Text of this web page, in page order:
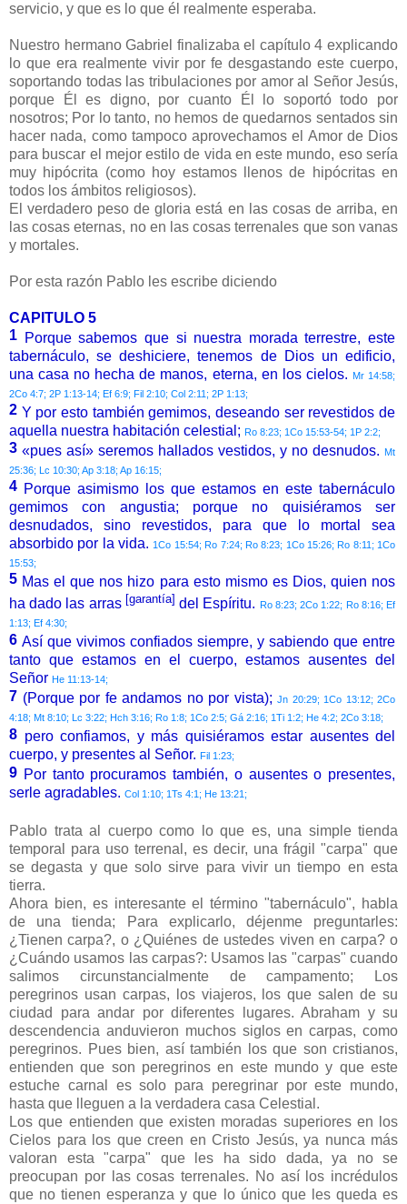
servicio, y que es lo que él realmente esperaba.
Nuestro hermano Gabriel finalizaba el capítulo 4 explicando
lo que era realmente vivir por fe desgastando este cuerpo,
soportando todas las tribulaciones por amor al Señor Jesús,
porque Él es digno, por cuanto Él lo soportó todo por
nosotros; Por lo tanto, no hemos de quedarnos sentados sin
hacer nada, como tampoco aprovechamos el Amor de Dios
para buscar el mejor estilo de vida en este mundo, eso sería
muy hipócrita (como hoy estamos llenos de hipócritas en
todos los ámbitos religiosos).
El verdadero peso de gloria está en las cosas de arriba, en
las cosas eternas, no en las cosas terrenales que son vanas
y mortales.
Por esta razón Pablo les escribe diciendo
CAPITULO 5
1 Porque sabemos que si nuestra morada terrestre, este
tabernáculo, se deshiciere, tenemos de Dios un edificio,
una casa no hecha de manos, eterna, en los cielos. Mr 14:58;
2Co 4:7; 2P 1:13-14; Ef 6:9; Fil 2:10; Col 2:11; 2P 1:13;
2 Y por esto también gemimos, deseando ser revestidos de
aquella nuestra habitación celestial; Ro 8:23; 1Co 15:53-54; 1P 2:2;
3 «pues así» seremos hallados vestidos, y no desnudos. Mt
25:36; Lc 10:30; Ap 3:18; Ap 16:15;
4 Porque asimismo los que estamos en este tabernáculo
gemimos con angustia; porque no quisiéramos ser
desnudados, sino revestidos, para que lo mortal sea
absorbido por la vida. 1Co 15:54; Ro 7:24; Ro 8:23; 1Co 15:26; Ro 8:11; 1Co
15:53;
5 Mas el que nos hizo para esto mismo es Dios, quien nos
ha dado las arras [garantía] del Espíritu.
Ro 8:23; 2Co 1:22; Ro 8:16; Ef
1:13; Ef 4:30;
6 Así que vivimos confiados siempre, y sabiendo que entre
tanto que estamos en el cuerpo, estamos ausentes del
Señor He 11:13-14;
7 (Porque por fe andamos no por vista); Jn 20:29; 1Co 13:12; 2Co
4:18; Mt 8:10; Lc 3:22; Hch 3:16; Ro 1:8; 1Co 2:5; Gá 2:16; 1Ti 1:2; He 4:2; 2Co 3:18;
8 pero confiamos, y más quisiéramos estar ausentes del
cuerpo, y presentes al Señor. Fil 1:23;
9 Por tanto procuramos también, o ausentes o presentes,
serle agradables. Col 1:10; 1Ts 4:1; He 13:21;
Pablo trata al cuerpo como lo que es, una simple tienda
temporal para uso terrenal, es decir, una frágil "carpa" que
se degasta y que solo sirve para vivir un tiempo en esta
tierra.
Ahora bien, es interesante el término "tabernáculo", habla
de una tienda; Para explicarlo, déjenme preguntarles:
¿Tienen carpa?, o ¿Quiénes de ustedes viven en carpa? o
¿Cuándo usamos las carpas?: Usamos las "carpas" cuando
salimos circunstancialmente de campamento; Los
peregrinos usan carpas, los viajeros, los que salen de su
ciudad para andar por diferentes lugares. Abraham y su
descendencia anduvieron muchos siglos en carpas, como
peregrinos. Pues bien, así también los que son cristianos,
entienden que son peregrinos en este mundo y que este
estuche carnal es solo para peregrinar por este mundo,
hasta que lleguen a la verdadera casa Celestial.
Los que entienden que existen moradas superiores en los
Cielos para los que creen en Cristo Jesús, ya nunca más
valoran esta "carpa" que les ha sido dada, ya no se
preocupan por las cosas terrenales. No así los incrédulos
que no tienen esperanza y que lo único que les queda es